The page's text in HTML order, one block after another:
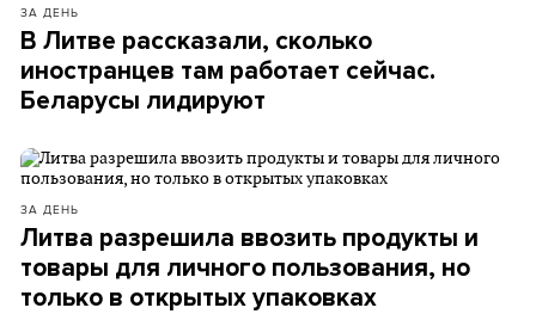
ЗА ДЕНЬ
В Литве рассказали, сколько
иностранцев там работает сейчас.
Беларусы лидируют
ЗА ДЕНЬ
Литва разрешила ввозить продукты и
товары для личного пользования, но
только в открытых упаковках